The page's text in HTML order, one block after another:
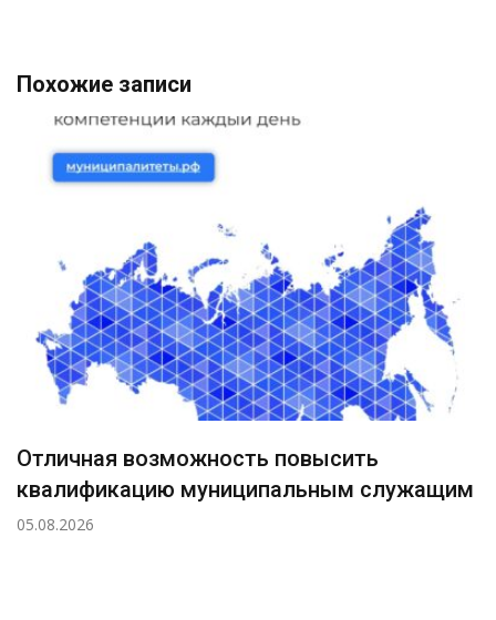
Похожие записи
Отличная возможность повысить
квалификацию муниципальным служащим
05.08.2026